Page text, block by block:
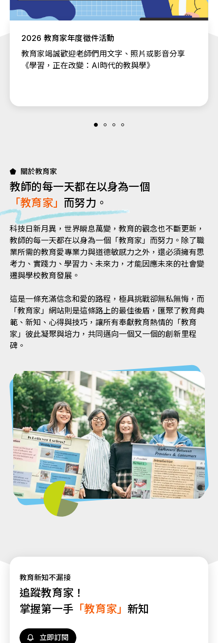
2026 教育家年度徵件活動
教育家竭誠歡迎老師們用文字、照片或影音分享
《學習，正在改變：AI時代的教與學》
關於教育家
教師的每一天都在以身為一個
「教育家」 而努力。
科技日新月異，世界瞬息萬變，教育的觀念也不斷更新，
教師的每一天都在以身為一個「教育家」而努力。除了職
業所需的教育愛專業力與道德敏感力之外，還必須擁有思
考力、實踐力、學習力、未來力，才能因應未來的社會變
遷與學校教育發展。
這是一條充滿信念和愛的路程，極具挑戰卻無私無悔，而
「教育家」網站則是這條路上的最佳後盾，匯聚了教育典
範、新知、心得與技巧，讓所有奉獻教育熱情的「教育
家」彼此凝聚與培力，共同邁向一個又一個的創新里程
碑。
教育新知不漏接
追蹤教育家！
掌握第一手 「教育家」 新知
立即訂閱